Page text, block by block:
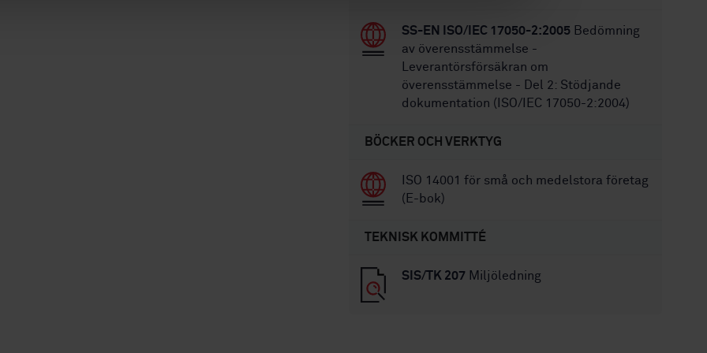
SS-EN ISO/IEC 17050-2:2005 Bedömning
av överensstämmelse -
Leverantörsförsäkran om
överensstämmelse - Del 2: Stödjande
dokumentation (ISO/IEC 17050-2:2004)
BÖCKER OCH VERKTYG
ISO 14001 för små och medelstora företag
(E-bok)
TEKNISK KOMMITTÉ
SIS/TK 207 Miljöledning